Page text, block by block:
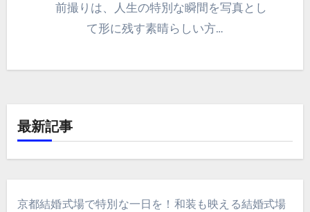
前撮りは、人生の特別な瞬間を写真とし
て形に残す素晴らしい方…
最新記事
京都結婚式場で特別な一日を！和装も映える結婚式場